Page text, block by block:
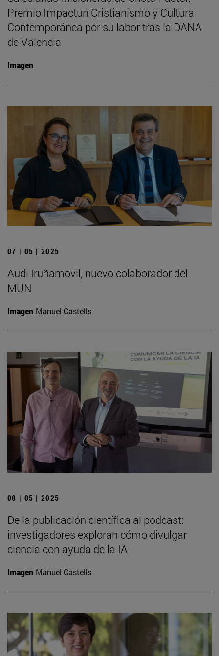
Premio Impactun Cristianismo y Cultura
Contemporánea por su labor tras la DANA
de Valencia
Imagen
07 | 05 | 2025
Audi Iruñamovil, nuevo colaborador del
MUN
Imagen Manuel Castells
08 | 05 | 2025
De la publicación científica al podcast:
investigadores exploran cómo divulgar
ciencia con ayuda de la IA
Imagen Manuel Castells